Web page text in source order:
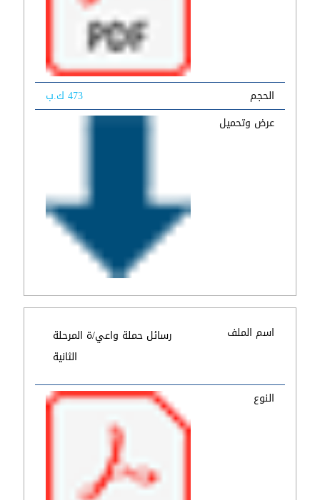
الحجم
473 ك.ب
عرض وتحميل
اسم الملف
رسائل حملة واعي/ة المرحلة
الثانية
النوع